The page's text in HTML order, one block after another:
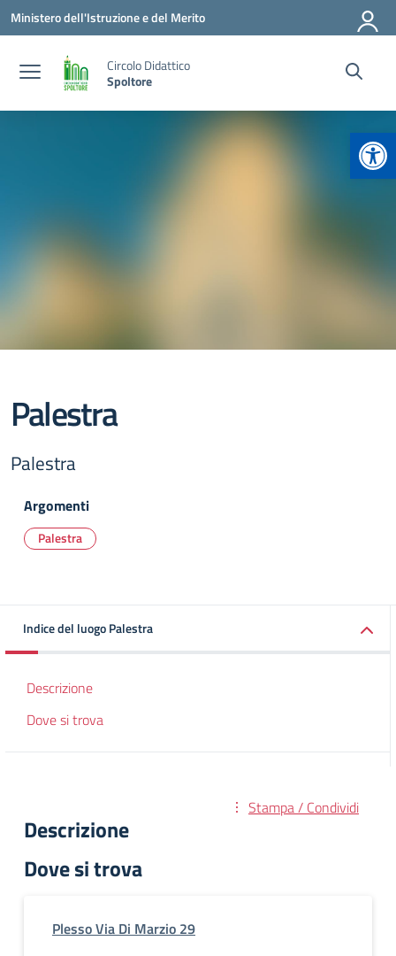
Vai ai contenuti
Vai al menu di navigazione
Vai al footer
Ministero dell'Istruzione e del Merito
Circolo Didattico
Spoltore
Palestra
Palestra
Argomenti
Palestra
Indice del luogo Palestra
Descrizione
Dove si trova
Stampa / Condividi
Descrizione
Dove si trova
Plesso Via Di Marzio 29